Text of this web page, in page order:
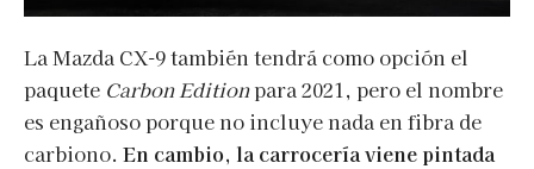
La Mazda CX-9 también tendrá como opción el
paquete Carbon Editionpara 2021, pero el nombre
es engañoso porque no incluye nada en fibra de
carbiono. En cambio, la carrocería viene pintada